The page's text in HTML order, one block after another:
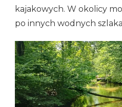
kajakowych. W okolicy
po innych wodnych